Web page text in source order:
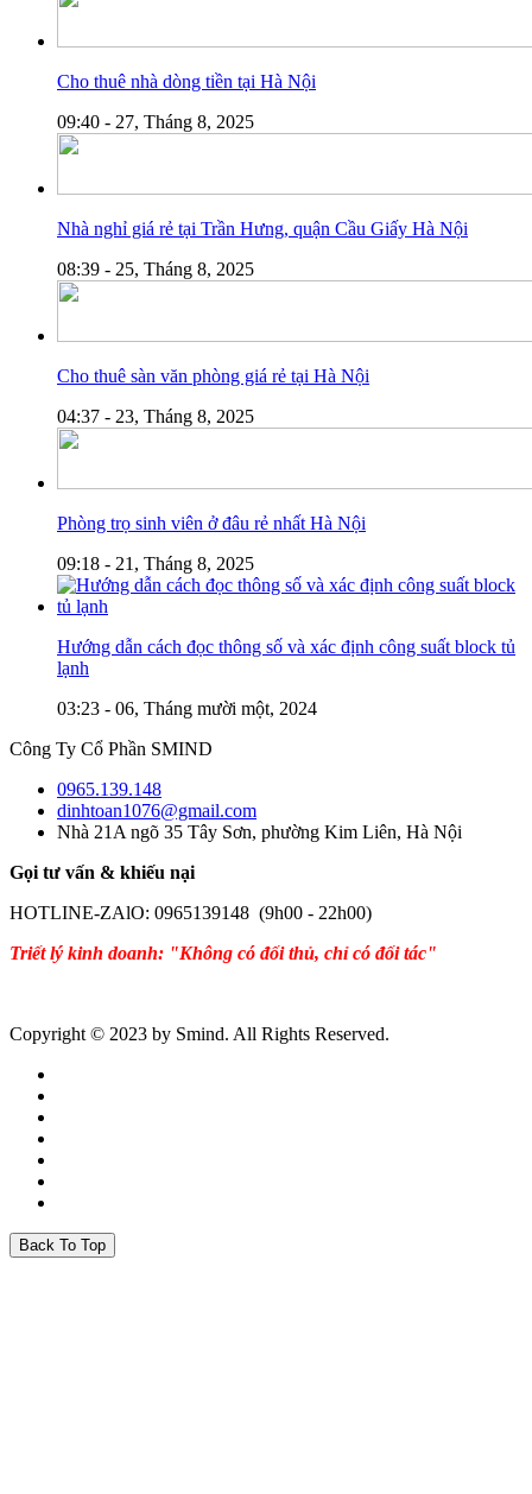
Cho thuê nhà dòng tiền tại Hà Nội
09:40 - 27, Tháng 8, 2025
Nhà nghỉ giá rẻ tại Trần Hưng, quận Cầu Giấy Hà Nội
08:39 - 25, Tháng 8, 2025
Cho thuê sàn văn phòng giá rẻ tại Hà Nội
04:37 - 23, Tháng 8, 2025
Phòng trọ sinh viên ở đâu rẻ nhất Hà Nội
09:18 - 21, Tháng 8, 2025
Hướng dẫn cách đọc thông số và xác định công suất block tủ
lạnh
03:23 - 06, Tháng mười một, 2024
Công Ty Cổ Phần SMIND
0965.139.148
dinhtoan1076@gmail.com
Nhà 21A ngõ 35 Tây Sơn, phường Kim Liên, Hà Nội
Gọi tư vấn & khiếu nại
HOTLINE-ZAlO: 0965139148 (9h00 - 22h00)
Triết lý kinh doanh: "Không có đối thủ, chỉ có đối tác"
Copyright © 2023 by Smind. All Rights Reserved.
Back To Top